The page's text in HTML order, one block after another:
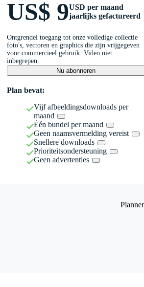
US$ 9USD per maand
jaarlijks gefactureerd
Ontgrendel toegang tot onze volledige collectie
foto's, vectoren en graphics die zijn vrijgegeven
voor commercieel gebruik. Video niet
inbegrepen.
Nu abonneren
Plan bevat:
Vijf afbeeldingsdownloads per
maand
Één bundel per maand
Geen naamsvermelding vereist
Snellere downloads
Prioriteitsondersteuning
Geen advertenties